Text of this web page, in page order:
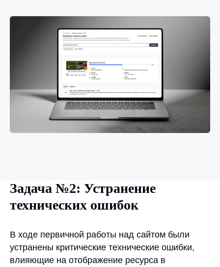
Задача №2: Устранение
технических ошибок
В ходе первичной работы над сайтом были
устранены критические технические ошибки,
влияющие на отображение ресурса в